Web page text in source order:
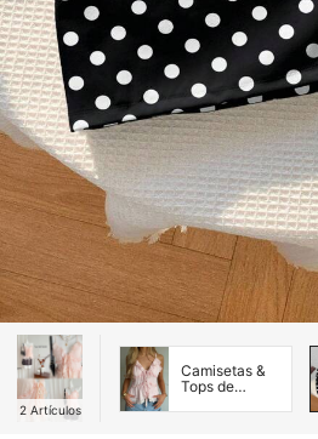
2 Artículos
Camisetas &
Tops de